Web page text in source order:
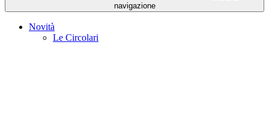
navigazione
Novità
Le Circolari